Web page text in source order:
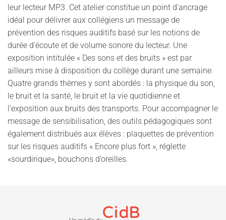
leur lecteur MP3. Cet atelier constitue un point d’ancrage
idéal pour délivrer aux collégiens un message de
prévention des risques auditifs basé sur les notions de
durée d’écoute et de volume sonore du lecteur. Une
exposition intitulée « Des sons et des bruits » est par
ailleurs mise à disposition du collège durant une semaine.
Quatre grands thèmes y sont abordés : la physique du son,
le bruit et la santé, le bruit et la vie quotidienne et
l’exposition aux bruits des transports. Pour accompagner le
message de sensibilisation, des outils pédagogiques sont
également distribués aux élèves : plaquettes de prévention
sur les risques auditifs « Encore plus fort », réglette
«sourdirique», bouchons d’oreilles.